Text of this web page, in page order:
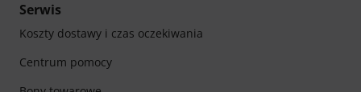
Serwis
Koszty dostawy i czas oczekiwania
Centrum pomocy